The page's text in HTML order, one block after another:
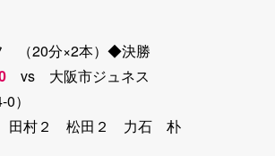
（20分×2本）◆決勝
vs 大阪市ジュネス
）
田村２ 松田２ 力石 朴